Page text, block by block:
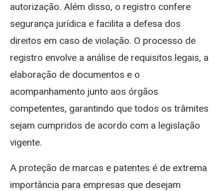
autorização. Além disso, o registro confere
segurança jurídica e facilita a defesa dos
direitos em caso de violação. O processo de
registro envolve a análise de requisitos legais, a
elaboração de documentos e o
acompanhamento junto aos órgãos
competentes, garantindo que todos os trâmites
sejam cumpridos de acordo com a legislação
vigente.
A proteção de marcas e patentes é de extrema
importância para empresas que desejam